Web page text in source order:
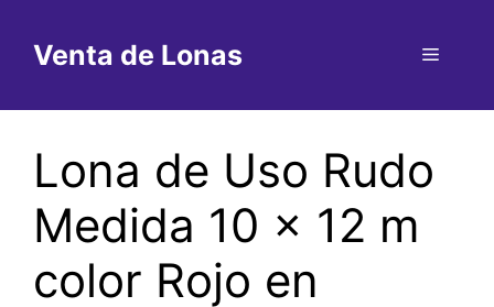
contenido
Venta de Lonas Menú
Lona de Uso Rudo
Medida 10 x 12 m
color Rojo en